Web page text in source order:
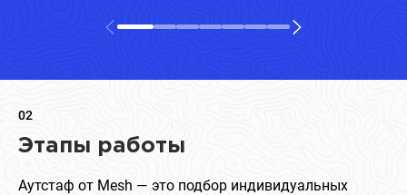
02
Этапы работы
Аутстаф от Mesh — это подбор индивидуальных